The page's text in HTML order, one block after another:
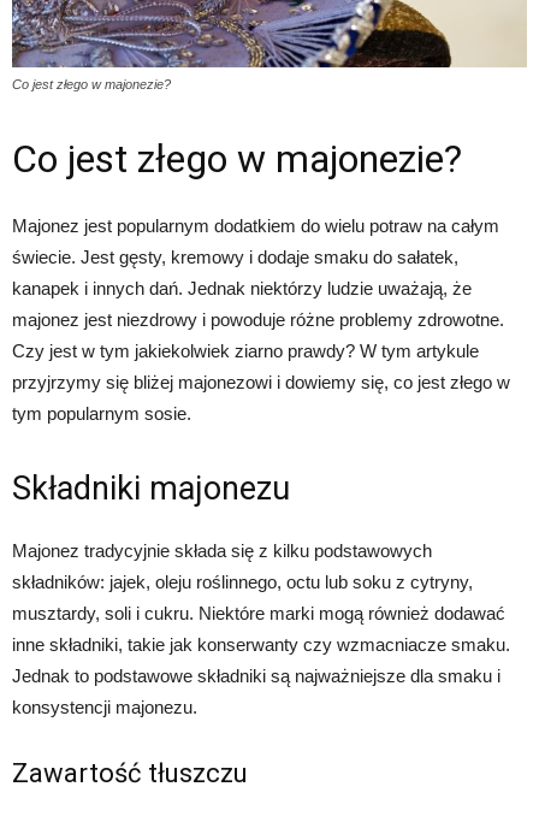
Co jest złego w majonezie?
Co jest złego w majonezie?
Majonez jest popularnym dodatkiem do wielu potraw na całym
świecie. Jest gęsty, kremowy i dodaje smaku do sałatek,
kanapek i innych dań. Jednak niektórzy ludzie uważają, że
majonez jest niezdrowy i powoduje różne problemy zdrowotne.
Czy jest w tym jakiekolwiek ziarno prawdy? W tym artykule
przyjrzymy się bliżej majonezowi i dowiemy się, co jest złego w
tym popularnym sosie.
Składniki majonezu
Majonez tradycyjnie składa się z kilku podstawowych
składników: jajek, oleju roślinnego, octu lub soku z cytryny,
musztardy, soli i cukru. Niektóre marki mogą również dodawać
inne składniki, takie jak konserwanty czy wzmacniacze smaku.
Jednak to podstawowe składniki są najważniejsze dla smaku i
konsystencji majonezu.
Zawartość tłuszczu